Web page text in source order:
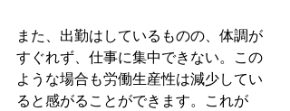
また、出勤はしているものの、体調が
すぐれず、仕事に集中できない。この
ような場合も労働生産性は減少してい
ると感がることができます。これが